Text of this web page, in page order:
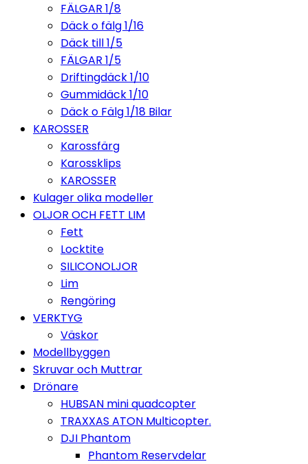
FÄLGAR 1/8
Däck o fälg 1/16
Däck till 1/5
FÄLGAR 1/5
Driftingdäck 1/10
Gummidäck 1/10
Däck o Fälg 1/18 Bilar
KAROSSER
Karossfärg
Karossklips
KAROSSER
Kulager olika modeller
OLJOR OCH FETT LIM
Fett
Locktite
SILICONOLJOR
Lim
Rengöring
VERKTYG
Väskor
Modellbyggen
Skruvar och Muttrar
Drönare
HUBSAN mini quadcopter
TRAXXAS ATON Multicopter.
DJI Phantom
Phantom Reservdelar